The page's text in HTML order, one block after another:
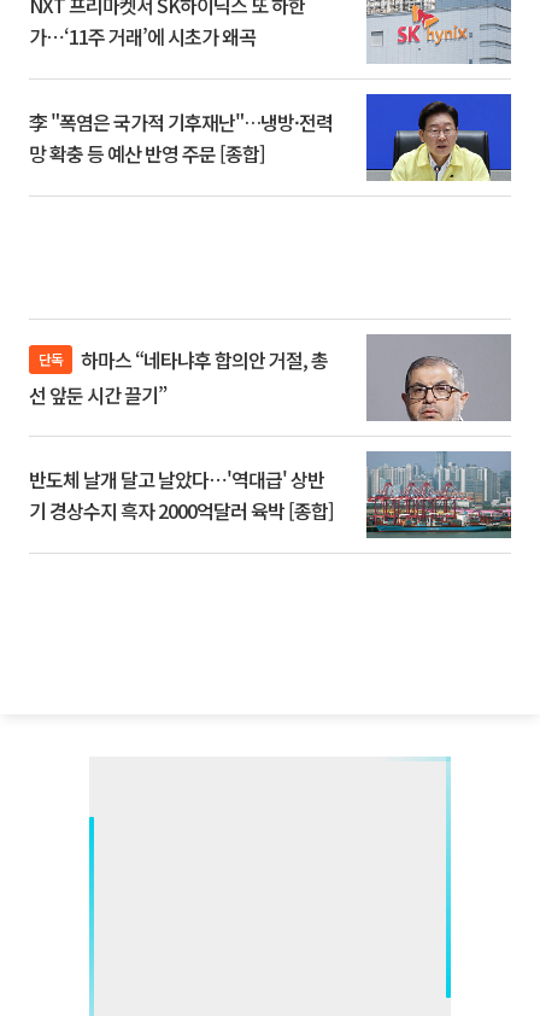
가⋯‘11주 거래’에 시초가 왜곡
李 "폭염은 국가적 기후재난"…냉방·전력
망 확충 등 예산 반영 주문 [종합]
단독
선 앞둔 시간 끌기”
반도체 날개 달고 날았다⋯'역대급' 상반
기 경상수지 흑자 2000억달러 육박 [종합]